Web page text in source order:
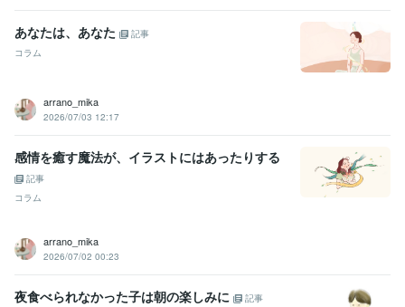
あなたは、あなた
記事
コラム
arrano_mika
2026/07/03 12:17
感情を癒す魔法が、イラストにはあったりする
記事
コラム
arrano_mika
2026/07/02 00:23
夜食べられなかった子は朝の楽しみに
記事